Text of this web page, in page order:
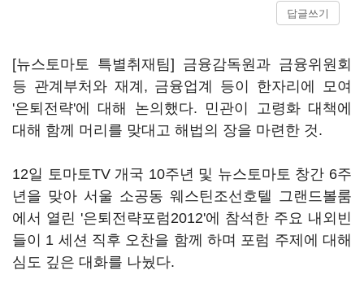
답글쓰기
[뉴스토마토 특별취재팀] 금융감독원과 금융위원회
등 관계부처와 재계, 금융업계 등이 한자리에 모여
'은퇴전략'에 대해 논의했다. 민관이 고령화 대책에
대해 함께 머리를 맞대고 해법의 장을 마련한 것.
12일 토마토TV 개국 10주년 및 뉴스토마토 창간 6주
년을 맞아 서울 소공동 웨스틴조선호텔 그랜드볼룸
에서 열린 '은퇴전략포럼2012'에 참석한 주요 내외빈
들이 1 세션 직후 오찬을 함께 하며 포럼 주제에 대해
심도 깊은 대화를 나눴다.